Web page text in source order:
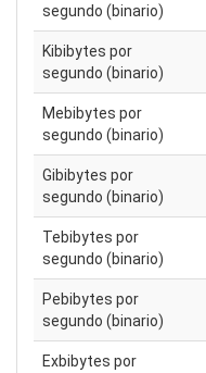
segundo (binario)
Kibibytes por
segundo (binario)
Mebibytes por
segundo (binario)
Gibibytes por
segundo (binario)
Tebibytes por
segundo (binario)
Pebibytes por
segundo (binario)
Exbibytes por